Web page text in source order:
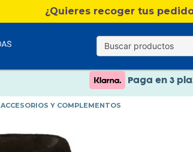
¿Quieres recoger tus
Nuevo
Envío gratis. A partir de
Nuevo
ACCESORIOS Y COMPLEMENTOS